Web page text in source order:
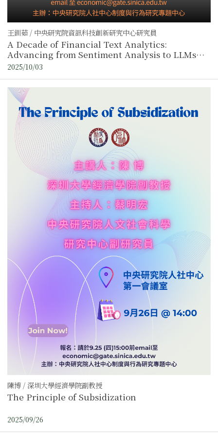
王釧茹 / 中央研究院資訊科技創新研究中心研究員
A Decade of Financial Text Analytics:
Advancing from Sentiment Analysis to LLMs
and Beyond
2025/10/03
陳博 / 深圳大學經濟學院副教授
The Principle of Subsidization
2025/09/26